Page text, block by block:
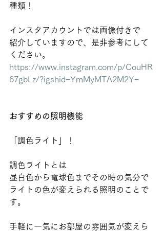
種類！
インスタアカウントでは画像付きで
紹介していますので、是非参考にして
ください。
https://www.instagram.com/p/CouHR
67gbLz/?igshid=YmMyMTA2M2Y=
おすすめの照明機能
「調色ライト」！
調色ライトとは
昼白色から電球色までその時の気分で
ライトの色が変えられる照明のことで
す。
手軽に一気にお部屋の雰囲気が変えら